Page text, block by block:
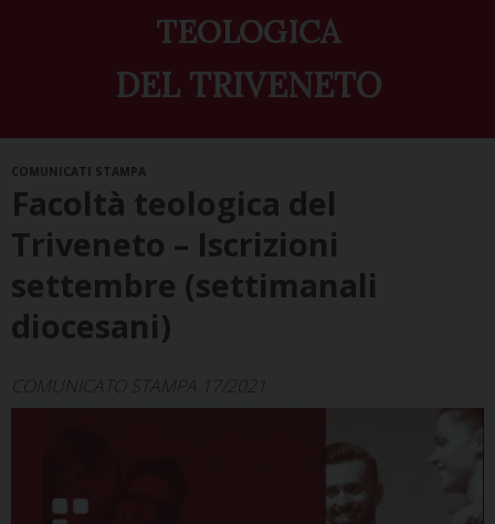
TEOLOGICA
DEL TRIVENETO
to
content
COMUNICATI STAMPA
Facoltà teologica del
Triveneto – Iscrizioni
settembre (settimanali
diocesani)
COMUNICATO STAMPA 17/2021